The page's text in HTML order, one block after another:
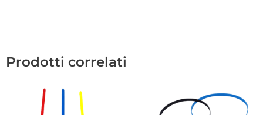
Prodotti correlati